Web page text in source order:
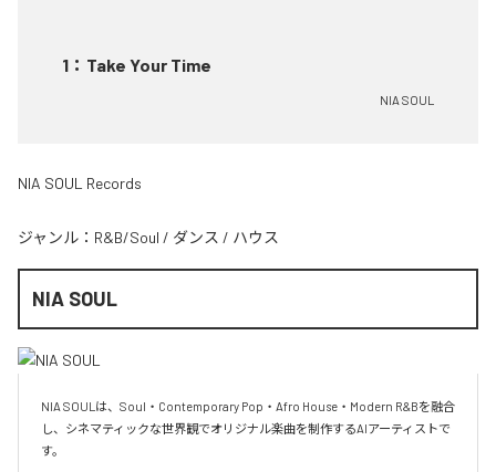
1 ： Take Your Time
NIA SOUL
NIA SOUL Records
ジャンル： R&B/Soul / ダンス / ハウス
NIA SOUL
NIA SOULは、Soul・Contemporary Pop・Afro House・Modern R&Bを融合
し、シネマティックな世界観でオリジナル楽曲を制作するAIアーティストで
す。